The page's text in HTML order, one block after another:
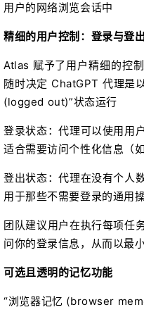
用户的网络浏览会话中
精细的用户控制：登录与登
Atlas 赋予了用户精细的控
随时决定 ChatGPT 代理是
(logged out)”状态运行
登录状态：代理可以使用用
适合需要访问个性化信息（
登出状态：代理在没有个人
用于那些不需要登录的通用
团队建议用户在执行每项任
问你的登录信息，从而以最
可选且透明的记忆功能
“浏览器记忆 (browser